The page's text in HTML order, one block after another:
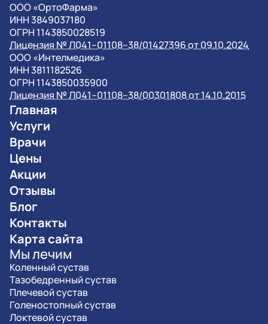
OOO «ОртоФарма»
ИНН 3849037180
ОГРН 1143850028519
Лицензия № Л041–01108–38/01427396 от 09.10.2024
OOO «Интелмедика»
ИНН 3811182526
ОГРН 1143850035900
Лицензия № Л041–01108–38/00301808 от 14.10.2015
Главная
Услуги
Врачи
Цены
Акции
Отзывы
Блог
Контакты
Карта сайта
Мы лечим
Коленный сустав
Тазобедренный сустав
Плечевой сустав
Голеностопный сустав
Локтевой сустав